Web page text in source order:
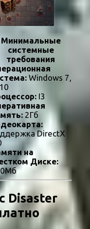
Минимальные
системные
требования
Windows 7,
I3
2Гб
DirectX
на
Диске:
Disaster